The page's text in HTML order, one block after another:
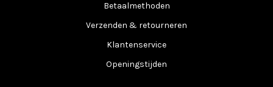
Betaalmethoden
Verzenden & retourneren
Klantenservice
Openingstijden